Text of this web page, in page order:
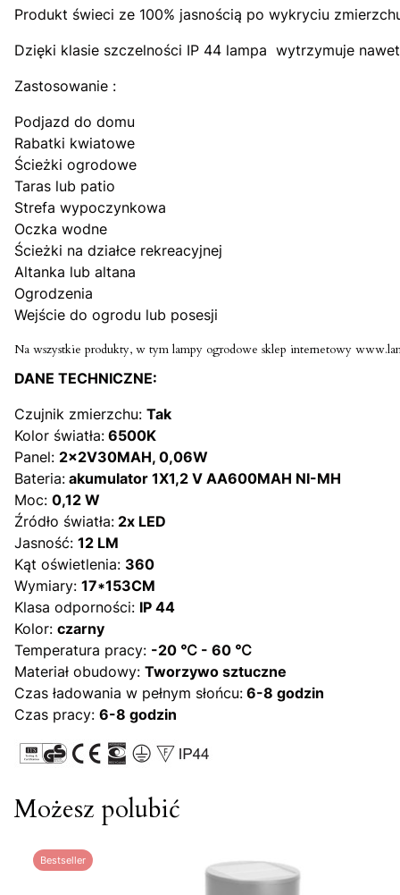
Produkt świeci ze 100% jasnością po wykryciu
Dzięki klasie szczelności IP 44 lampa wytrzymuje
Zastosowanie :
Podjazd do domu
Rabatki kwiatowe
Ścieżki ogrodowe
Taras lub patio
Strefa wypoczynkowa
Oczka wodne
Ścieżki na działce rekreacyjnej
Altanka lub altana
Ogrodzenia
Wejście do ogrodu lub posesji
Na wszystkie produkty, w tym lampy ogrodowe sklep internetowy
DANE TECHNICZNE:
Czujnik zmierzchu: Tak
Kolor światła: 6500K
Panel: 2×2V30MAH, 0,06W
Bateria: akumulator 1X1,2 V AA600MAH NI-MH
Moc: 0,12 W
Źródło światła: 2x LED
Jasność: 12 LM
Kąt oświetlenia: 360
Wymiary: 17*153CM
Klasa odporności: IP 44
Kolor: czarny
Temperatura pracy: -20 ℃ - 60 ℃
Materiał obudowy: Tworzywo sztuczne
Czas ładowania w pełnym słońcu: 6-8 godzin
Czas pracy: 6-8 godzin
Możesz polubić
Bestseller